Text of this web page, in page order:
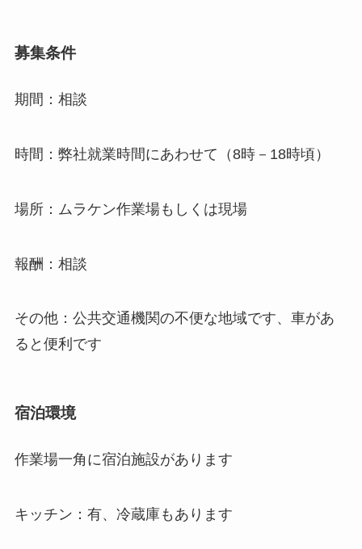
募集条件
期間：相談
時間：弊社就業時間にあわせて（8時－18時頃）
場所：ムラケン作業場もしくは現場
報酬：相談
その他：公共交通機関の不便な地域です、車があ
ると便利です
宿泊環境
作業場一角に宿泊施設があります
キッチン：有、冷蔵庫もあります